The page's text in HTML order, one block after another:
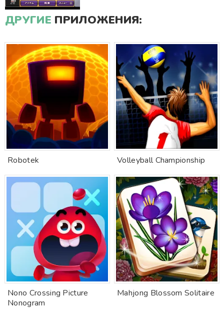
ДРУГИЕ ПРИЛОЖЕНИЯ:
Robotek Volleyball Championship
Nono Crossing Picture
Nonogram
Mahjong Blossom Solitaire